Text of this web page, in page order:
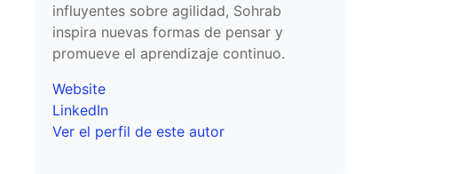
influyentes sobre agilidad, Sohrab
inspira nuevas formas de pensar y
promueve el aprendizaje continuo.
Website
LinkedIn
Ver el perfil de este autor